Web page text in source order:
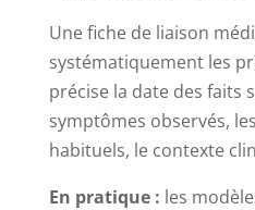
Une fiche de liaison
systématiquement les
précise la date des faits
symptômes observés,
habituels, le contexte
En pratique : les